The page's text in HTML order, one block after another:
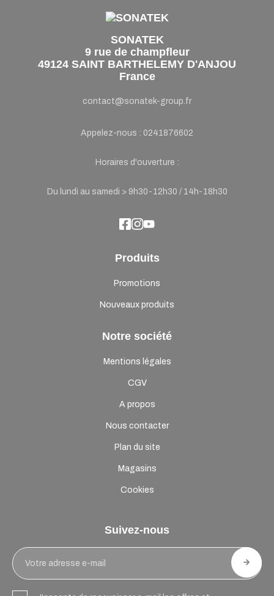
SONATEK
9 rue de champfleur
49124 SAINT BARTHELEMY D'ANJOU
France
contact@sonatek-group.fr
Appelez-nous : 0241876602
Horaires d'ouverture :
Du lundi au samedi > 9h30-12h30 / 14h-18h30
Produits
Promotions
Nouveaux produits
Notre société
Mentions légales
CGV
A propos
Nous contacter
Plan du site
Magasins
Cookies
Suivez-nous